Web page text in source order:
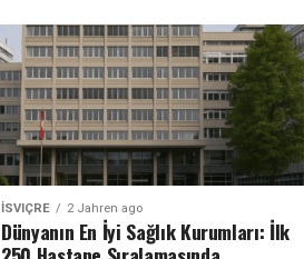
İSVIÇRE 2 Jahren ago
Dünyanın En İyi Sağlık Kurumları: İlk